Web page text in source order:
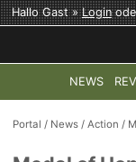
Hallo Gast »Login
NEWS
TOP-THEMEN:
Portal / News /Action /